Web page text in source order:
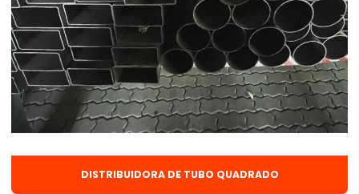
Corte e dobra de aço na obra
Corte e dobra de aço preço
Corte e dobra de ferragens
Corte e dobra de vergalhão
Disco de desbaste para ferro
DISTRIBUIDORA DE TUBO QUADRADO